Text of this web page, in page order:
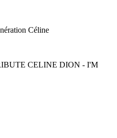
Céline
CELINE DION - I'M